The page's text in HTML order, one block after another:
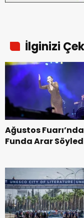
İlginizi
Ağustos Fuarı’nda
Funda Arar